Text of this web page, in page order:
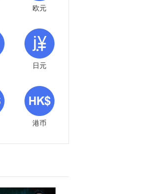
欧元
日元
港币